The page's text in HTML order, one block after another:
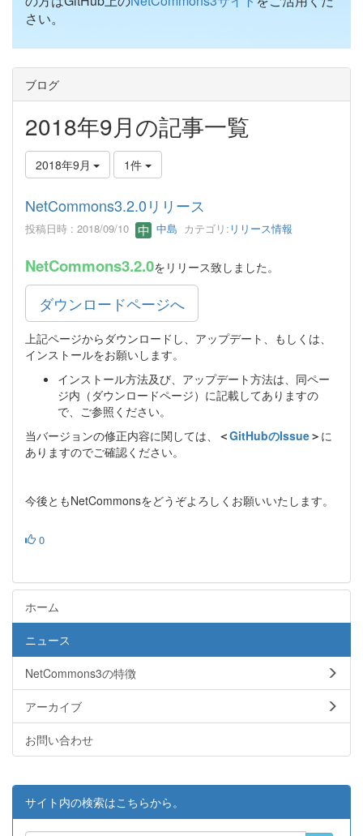
さい。
ブログ
2018年9月の記事一覧
2018年9月 1件
NetCommons3.2.0リリース
投稿日時 : 2018/09/10 中島 カテゴリ: リリース情報
NetCommons3.2.0をリリース致しました。
ダウンロードページへ
上記ページからダウンロードし、アップデート、もしくは、
インストールをお願いします。
インストール方法及び、アップデート方法は、同ペー
ジ内（ダウンロードページ）に記載してありますの
で、ご参照ください。
当バージョンの修正内容に関しては、
＜GitHubのIssue＞ に
ありますのでご確認ください。
今後ともNetCommonsをどうぞよろしくお願いいたします。
0
ホーム
ニュース
NetCommons3の特徴
アーカイブ
お問い合わせ
サイト内の検索はこちらから。